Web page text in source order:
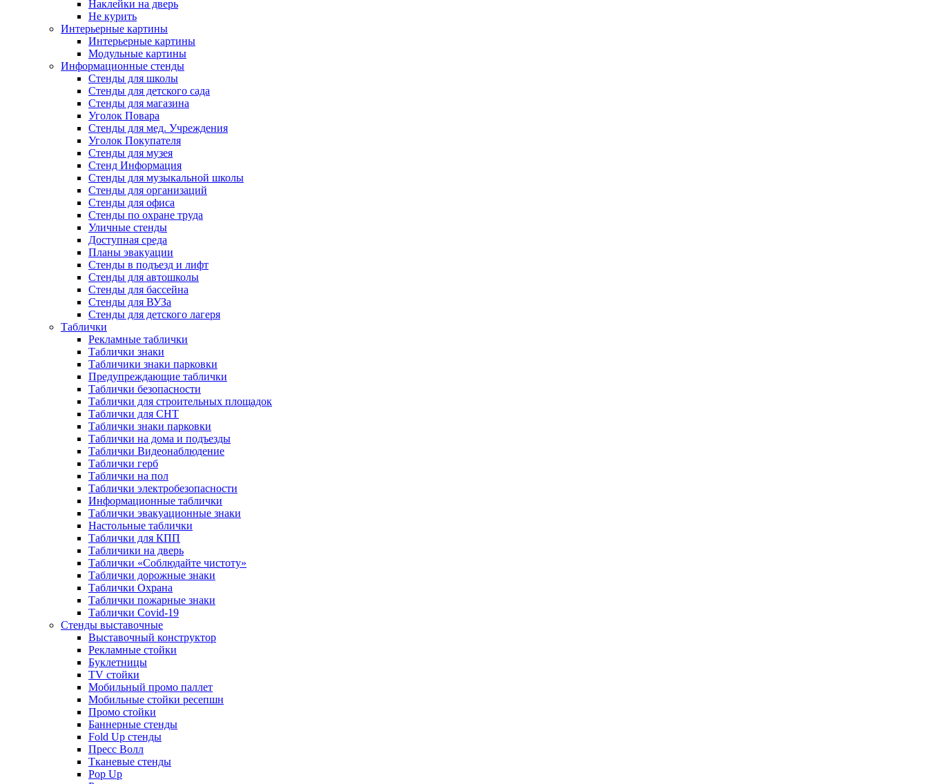
Наклейки на дверь
Не курить
Интерьерные картины
Интерьерные картины
Модульные картины
Информационные стенды
Стенды для школы
Стенды для детского сада
Стенды для магазина
Уголок Повара
Стенды для мед. Учреждения
Уголок Покупателя
Стенды для музея
Стенд Информация
Стенды для музыкальной школы
Стенды для организаций
Стенды для офиса
Стенды по охране труда
Уличные стенды
Доступная среда
Планы эвакуации
Стенды в подъезд и лифт
Стенды для автошколы
Стенды для бассейна
Стенды для ВУЗа
Стенды для детского лагеря
Таблички
Рекламные таблички
Таблички знаки
Табличики знаки парковки
Предупреждающие таблички
Таблички безопасности
Таблички для строительных площадок
Таблички для СНТ
Таблички знаки парковки
Таблички на дома и подъезды
Таблички Видеонаблюдение
Таблички герб
Таблички на пол
Таблички электробезопасности
Информационные таблички
Таблички эвакуационные знаки
Настольные таблички
Таблички для КПП
Табличики на дверь
Таблички «Соблюдайте чистоту»
Таблички дорожные знаки
Таблички Охрана
Таблички пожарные знаки
Таблички Covid-19
Стенды выставочные
Выставочный конструктор
Рекламные стойки
Буклетницы
TV стойки
Мобильный промо паллет
Мобильные стойки ресепшн
Промо стойки
Баннерные стенды
Fold Up стенды
Пресс Волл
Тканевые стенды
Pop Up